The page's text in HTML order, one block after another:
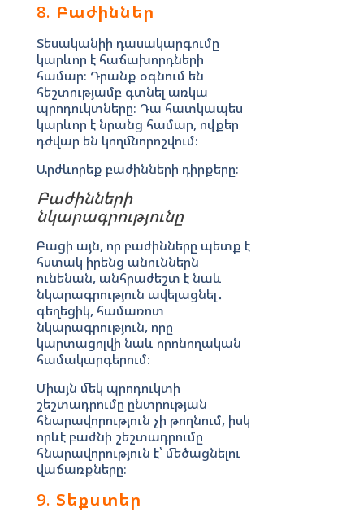
8. Բաժիններ
Տեսականիի դասակարգումը
կարևոր է հաճախորդների
համար։ Դրանք օգնում են
հեշտությամբ գտնել առկա
պրոդուկտները։ Դա հատկապես
կարևոր է նրանց համար, ովքեր
դժվար են կողմնորոշվում։
Արժևորեք բաժինների դիրքերը։
Բաժինների
նկարագրությունը
Բացի այն, որ բաժինները պետք է
հստակ իրենց անուններն
ունենան, անհրաժեշտ է նաև
նկարագրություն ավելացնել․
գեղեցիկ, համառոտ
նկարագրություն, որը
կարտացոլվի նաև որոնողական
համակարգերում։
Միայն մեկ պրոդուկտի
շեշտադրումը ընտրության
հնարավորություն չի թողնում, իսկ
որևէ բաժնի շեշտադրումը
հնարավորություն է՝ մեծացնելու
վաճառքները։
9. Տեքստեր